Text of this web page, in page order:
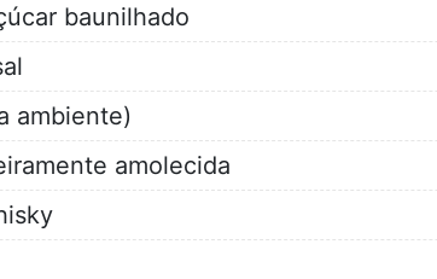
baunilhado
ambiente)
amolecida